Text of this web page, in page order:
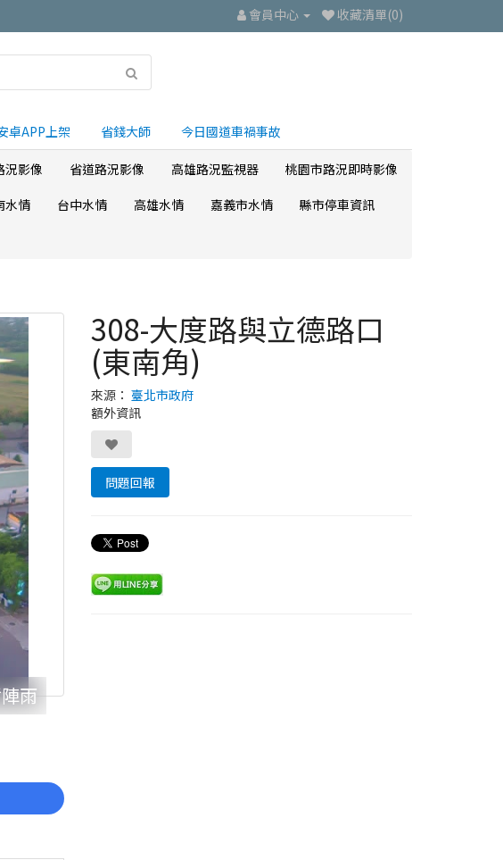
會員中心 收藏清單(0)
卓APP上架 省錢大師 今日國道車禍事故
況影像 省道路況影像 高雄路況監視器
桃園市路況即時影像
水情 台中水情 高雄水情 嘉義市水情
縣市停車資訊
雨
308-大度路與立德路口
(東南角)
來源： 臺北市政府
額外資訊
問題回報